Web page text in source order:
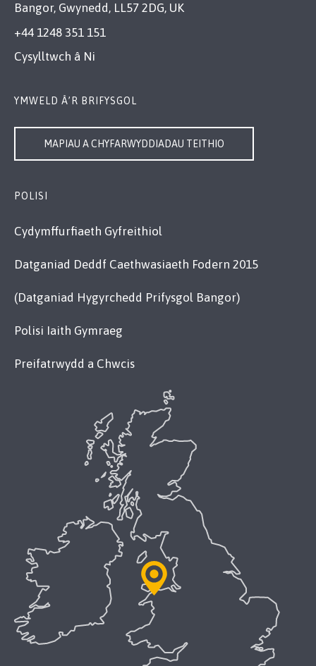
Bangor, Gwynedd, LL57 2DG, UK
+44 1248 351 151
Cysylltwch â Ni
YMWELD Â’R BRIFYSGOL
MAPIAU A CHYFARWYDDIADAU TEITHIO
POLISI
Cydymffurfiaeth Gyfreithiol
Datganiad Deddf Caethwasiaeth Fodern 2015
(Datganiad Hygyrchedd Prifysgol Bangor)
Polisi Iaith Gymraeg
Preifatrwydd a Chwcis